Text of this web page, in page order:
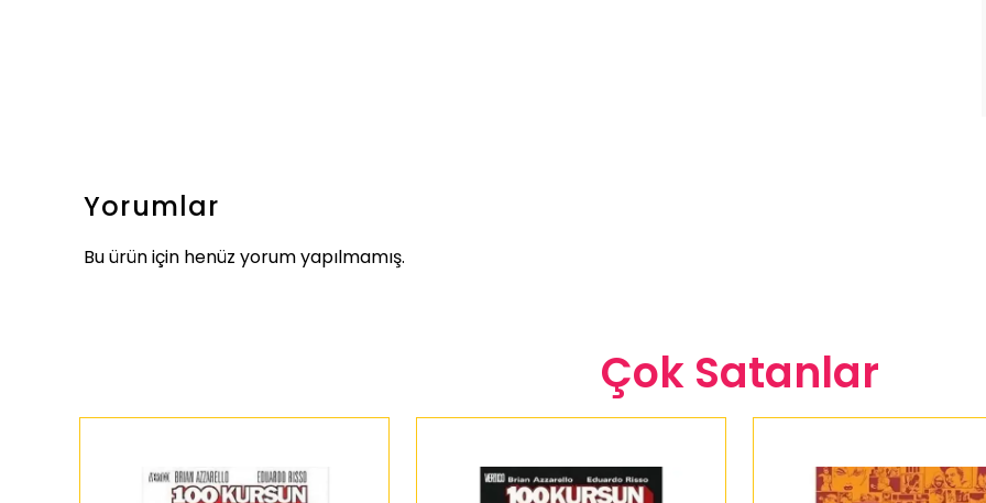
Yorumlar
Bu ürün için henüz yorum yapılmamış.
Çok Satanlar